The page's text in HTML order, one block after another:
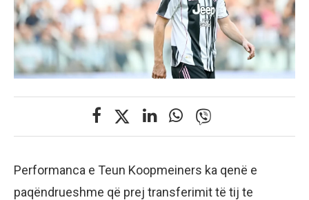
Performanca e Teun Koopmeiners ka qenë e
paqëndrueshme që prej transferimit të tij te